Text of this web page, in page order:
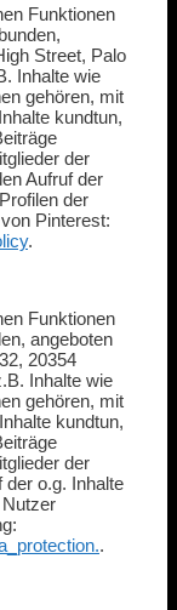
Funktionen
Street, Palo
Inhalte wie
gehören, mit
kundtun,
der
Aufruf der
der
Pinterest:
.
Funktionen
angeboten
20354
Inhalte wie
gehören, mit
kundtun,
der
der o.g. Inhalte
.